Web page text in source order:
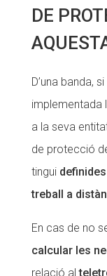
DE
D’una banda,
implementada
a la seva
de protecció
tingui definides
treball a
En cas de no
calcular les
relació al
Xarxes socials
Fes voluntariat
Fes un donatiu
Treballa amb
Xarxes socials
Fes voluntariat
Fes un donatiu
Treballa amb